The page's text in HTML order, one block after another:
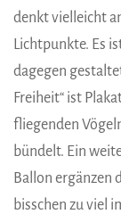
denkt vielleicht
Lichtpunkte. Es
dagegen
Freiheit“ ist
fliegenden
bündelt. Ein
Ballon ergänzen
bisschen zu viel